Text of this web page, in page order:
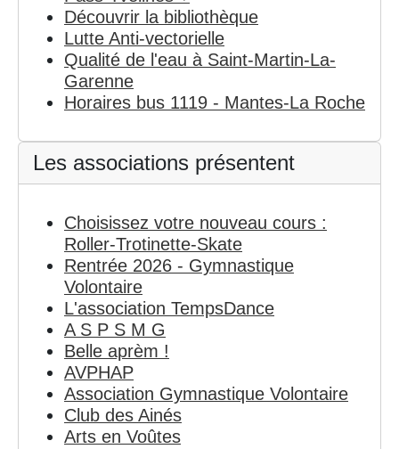
Découvrir la bibliothèque
Lutte Anti-vectorielle
Qualité de l'eau à Saint-Martin-La-
Garenne
Horaires bus 1119 - Mantes-La Roche
Les associations présentent
Choisissez votre nouveau cours :
Roller-Trotinette-Skate
Rentrée 2026 - Gymnastique
Volontaire
L'association TempsDance
A S P S M G
Belle aprèm !
AVPHAP
Association Gymnastique Volontaire
Club des Ainés
Arts en Voûtes